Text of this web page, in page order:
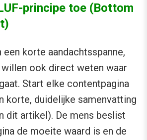
principe toe (Bottom
een korte aandachtsspanne,
ook direct weten waar
Start elke contentpagina
korte, duidelijke samenvatting
dit artikel). De mens beslist
de moeite waard is en de